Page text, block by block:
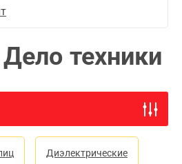
техники
Диэлектрические